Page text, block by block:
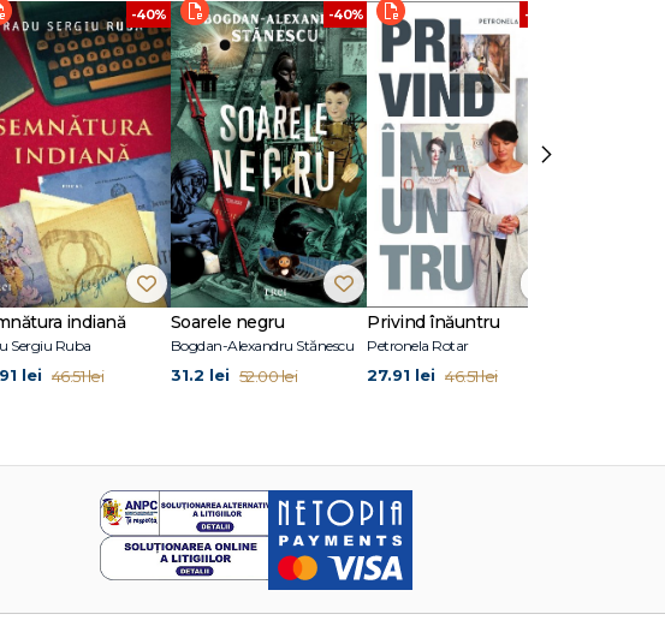
-40%
indiană
Sergiu Ruba
lei 46.51 lei
-40%
Soarele negru
Bogdan-Alexandru Stănescu
31.2 lei 52.00 lei
-40%
Privind înăuntru
Petronela Rotar
27.91 lei 46.51 lei
›